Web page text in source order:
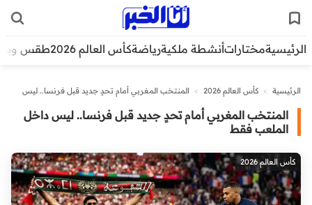
الرئيسيةمختاراتأنشطة ملكيةرياضةكأس العالم 2026 طقس
الرئيسية > كأس العالم 2026 >
المنتخب المغربي أمام تحدٍ جديد قبل فرنسا.. ليس
المنتخب المغربي أمام تحدٍ جديد قبل فرنسا.. ليس داخل
الملعب فقط
كأس العالم 2026